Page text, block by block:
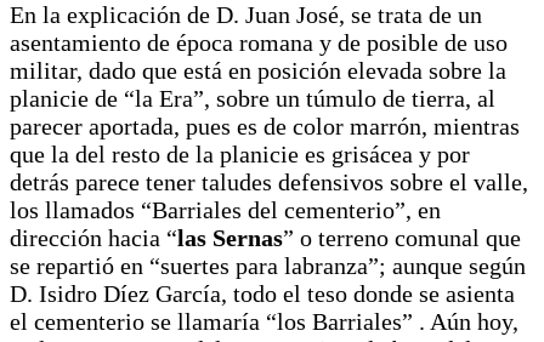
En la explicación de D. Juan José, se trata de un
asentamiento de época romana y de posible de uso
militar, dado que está en posición elevada sobre la
planicie de “la Era”, sobre un túmulo de tierra, al
parecer aportada, pues es de color marrón, mientras
que la del resto de la planicie es grisácea y por
detrás parece tener taludes defensivos sobre el valle,
los llamados “Barriales del cementerio”, en
dirección hacia “las Sernas” o terreno comunal que
se repartió en “suertes para labranza”; aunque según
D. Isidro Díez García, todo el teso donde se asienta
el cementerio se llamaría “los Barriales” . Aún hoy,